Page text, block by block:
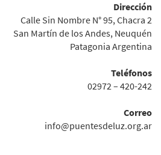
Dirección
Calle Sin Nombre N° 95, Chacra 2
San Martín de los Andes, Neuquén
Patagonia Argentina
Teléfonos
02972 – 420-242
Correo
info@puentesdeluz.org.ar